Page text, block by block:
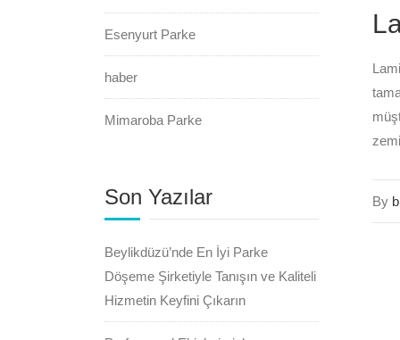
By
Esenyurt Parke
haber
Mimaroba Parke
Son Yazılar
Beylikdüzü’nde En İyi Parke
Döşeme Şirketiyle Tanışın ve Kaliteli
Hizmetin Keyfini Çıkarın